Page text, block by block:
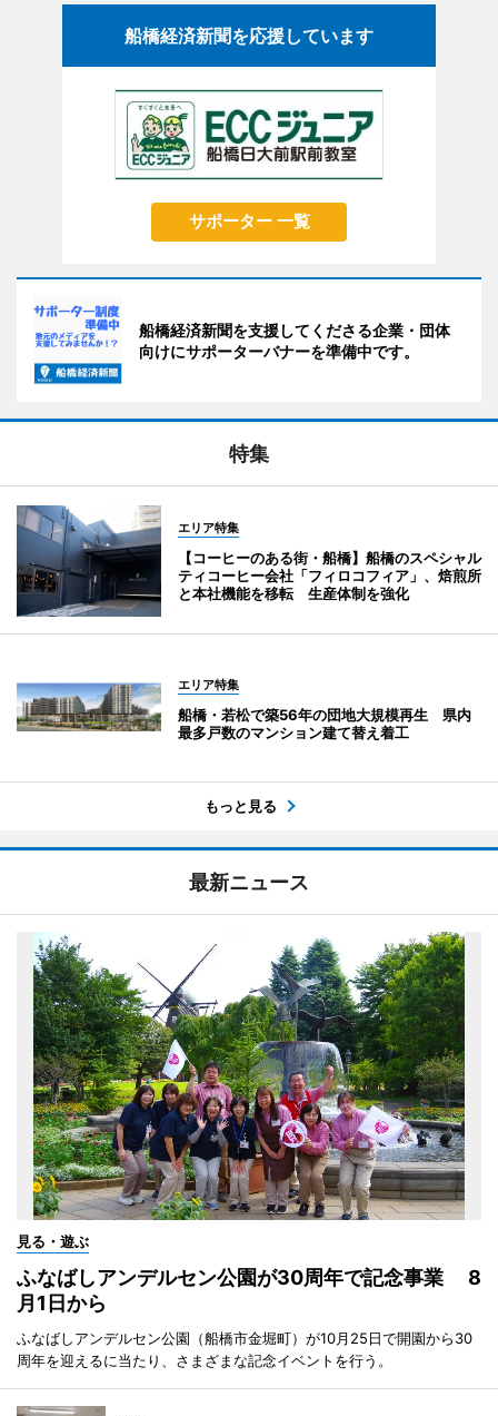
船橋経済新聞を応援しています
サポーター 一覧
船橋経済新聞を支援してくださる企業・団体
向けにサポーターバナーを準備中です。
特集
エリア特集
【コーヒーのある街・船橋】船橋のスペシャル
ティコーヒー会社「フィロコフィア」、焙煎所
と本社機能を移転 生産体制を強化
エリア特集
船橋・若松で築56年の団地大規模再生 県内
最多戸数のマンション建て替え着工
もっと見る
最新ニュース
見る・遊ぶ
ふなばしアンデルセン公園が30周年で記念事業 8
月1日から
ふなばしアンデルセン公園（船橋市金堀町）が10月25日で開園から30
周年を迎えるに当たり、さまざまな記念イベントを行う。